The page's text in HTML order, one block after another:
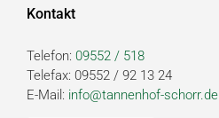
Kontakt
Telefon: 09552 / 518
Telefax: 09552 / 92 13 24
E-Mail: info@tannenhof-schorr.de